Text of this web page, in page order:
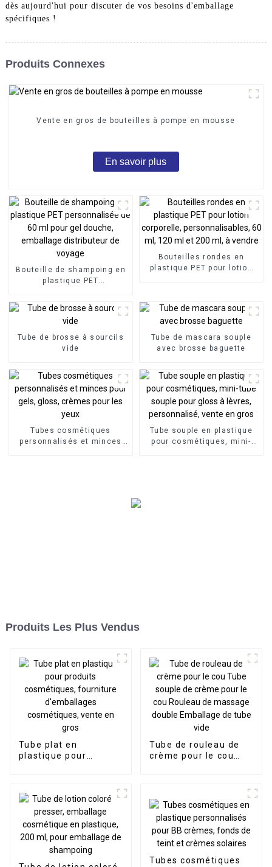
dès aujourd'hui pour discuter de vos besoins d'emballage
spécifiques !
Produits Connexes
Vente en gros de bouteilles à pompe en mousse
En savoir plus
Bouteille de shampoing en
plastique PET
pour gel douche, emballage
distributeur de voyage
Bouteilles rondes en
plastique PET pour lotion
120 ml et 200 ml, à vendre
Tube de brosse à sourcils
vide
Tube de mascara souple
avec brosse baguette
Tubes cosmétiques
personnalisés et minces
Tube souple en plastique
pour cosmétiques, mini-
Produits Les Plus Vendus
Tube plat en
plastique pour
d'emballages
cosmétiques, vente
en gros
Tube de rouleau de
crème pour le cou
Emballage de tube
vide
Tubes cosmétiques